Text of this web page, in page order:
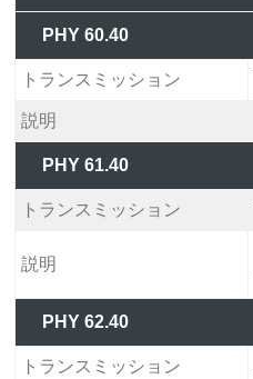
PHY 60.40
トランスミッション
説明
PHY 61.40
トランスミッション
説明
PHY 62.40
トランスミッション